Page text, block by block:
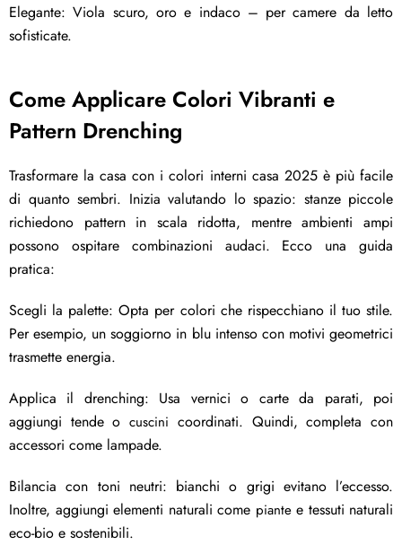
Elegante: Viola scuro, oro e indaco – per camere da letto
sofisticate.
Come Applicare Colori Vibranti e
Pattern Drenching
Trasformare la casa con i colori interni casa 2025 è più facile
di quanto sembri. Inizia valutando lo spazio: stanze piccole
richiedono pattern in scala ridotta, mentre ambienti ampi
possono ospitare combinazioni audaci. Ecco una guida
pratica:
Scegli la palette: Opta per colori che rispecchiano il tuo stile.
Per esempio, un soggiorno in blu intenso con motivi geometrici
trasmette energia.
Applica il drenching: Usa vernici o carte da parati, poi
aggiungi tende ocuscini coordinati. Quindi, completa con
accessori come lampade.
Bilancia con toni neutri: bianchi o grigi evitano l’eccesso.
Inoltre, aggiungi elementi naturali come piantee tessuti naturali
eco-bio e sostenibili.